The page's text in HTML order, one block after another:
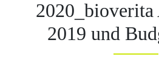
2020_bioverita
2019 und